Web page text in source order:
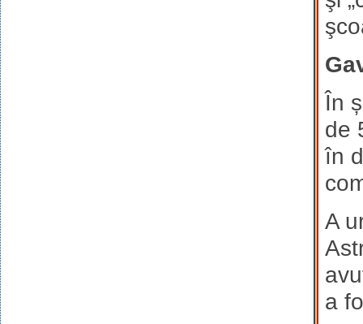
În
de
în
A
a